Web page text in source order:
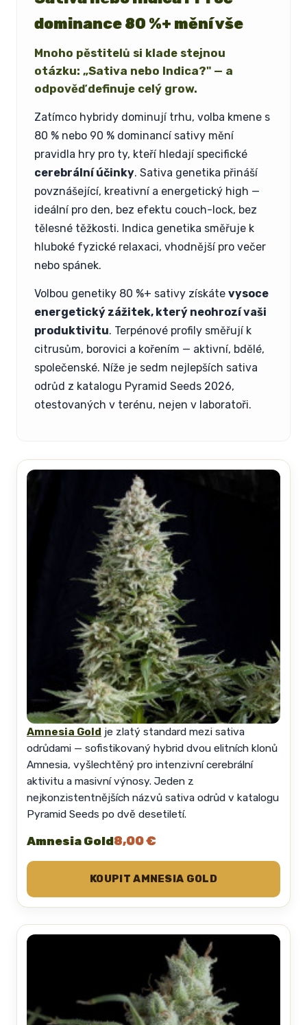
dominance 80 %+ mění vše
Mnoho pěstitelů si klade stejnou
otázku: „Sativa nebo Indica?" — a
odpověď definuje celý grow.
Zatímco hybridy dominují trhu, volba kmene s
80 % nebo 90 % dominancí sativy mění
pravidla hry pro ty, kteří hledají specifické
cerebrální účinky. Sativa genetika přináší
povznášející, kreativní a energetický high —
ideální pro den, bez efektu couch-lock, bez
tělesné těžkosti. Indica genetika směřuje k
hluboké fyzické relaxaci, vhodnější pro večer
nebo spánek.
Volbou genetiky 80 %+ sativy získáte vysoce
energetický zážitek, který neohrozí vaši
produktivitu. Terpénové profily směřují k
citrusům, borovici a kořením — aktivní, bdělé,
společenské. Níže je sedm nejlepších sativa
odrůd z katalogu Pyramid Seeds 2026,
otestovaných v terénu, nejen v laboratoři.
Amnesia Gold je zlatý standard mezi sativa
odrůdami — sofistikovaný hybrid dvou elitních klonů
Amnesia, vyšlechtěný pro intenzivní cerebrální
aktivitu a masivní výnosy. Jeden z
nejkonzistentnějších názvů sativa odrůd v katalogu
Pyramid Seeds po dvě desetiletí.
Amnesia Gold8,00 €
KOUPIT AMNESIA GOLD